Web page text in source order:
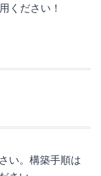
ください！
い。構築手順は